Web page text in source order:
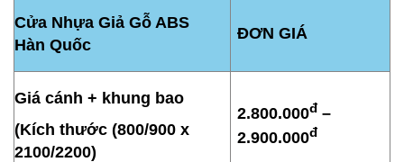
Cửa Nhựa Giả Gỗ ABS
Hàn Quốc
ĐƠN GIÁ
Giá cánh + khung bao
(Kích thước (800/900 x
2100/2200)
2.800.000đ –
2.900.000đ